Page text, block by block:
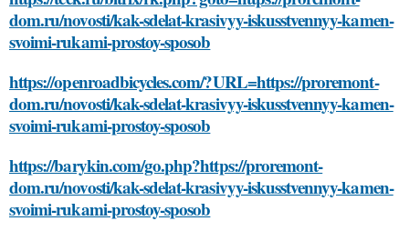
dom.ru/novosti/kak-sdelat-krasivyy-iskusstvennyy-kamen-
svoimi-rukami-prostoy-sposob
https://openroadbicycles.com/?URL=https://proremont-
dom.ru/novosti/kak-sdelat-krasivyy-iskusstvennyy-kamen-
svoimi-rukami-prostoy-sposob
https://barykin.com/go.php?https://proremont-
dom.ru/novosti/kak-sdelat-krasivyy-iskusstvennyy-kamen-
svoimi-rukami-prostoy-sposob